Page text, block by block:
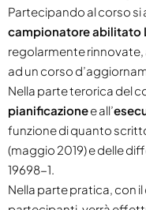
Partecipando al corso si
campionatore abilitato
regolarmente
ad un corso
Nella parte terorica del
pianificazionee all’
funzione di quanto
(maggio 2019) e delle
19698-1.
Nella parte pratica, con